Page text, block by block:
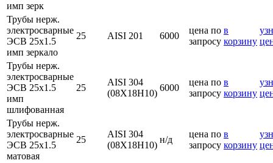
имп зерк
Трубы нерж.
электросварные
ЭСВ 25х1.5
имп зеркало
25 AISI 201 6000
цена по
запросу
в
корзину
Трубы нерж.
электросварные
ЭСВ 25х1.5
имп
шлифованная
25
AISI 304
(08Х18Н10)
6000
цена по
запросу
в
корзину
Трубы нерж.
электросварные
ЭСВ 25х1.5
матовая
25
AISI 304
(08Х18Н10)
н/д
цена по
запросу
в
корзину